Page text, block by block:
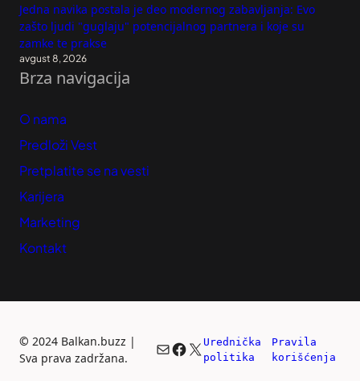
Jedna navika postala je deo modernog zabavljanja: Evo
zašto ljudi "guglaju" potencijalnog partnera i koje su
zamke te prakse
avgust 8, 2026
Brza navigacija
O nama
Predloži Vest
Pretplatite se na vesti
Karijera
Marketing
Kontakt
© 2024 Balkan.buzz |
Sva prava zadržana.
Mail
Facebook
X Urednička
politika
Pravila
korišćenja